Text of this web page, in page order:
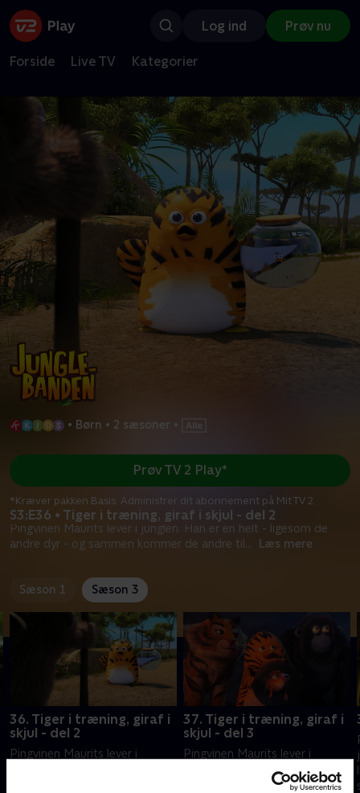
Log ind Prøv nu
Forside Live TV Kategorier
• Børn • 2 sæsoner •
S3:E36 • Tiger i træning, giraf i skjul - del 2
Pingvinen Maurits lever i junglen. Han er en helt - ligesom de
andre dyr - og sammen kommer de andre til ... Læs mere
Prøv TV 2 Play*
*Kræver pakken Basis. Administrer dit abonnement på Mit TV 2.
Sæson 1 Sæson 3
36. Tiger i træning, giraf i
skjul - del 2
Pingvinen Maurits lever i
37. Tiger i træning, giraf i
skjul - del 3
Pingvinen Maurits lever i
junglen. Han er en helt -
ligesom de andre dyr - og